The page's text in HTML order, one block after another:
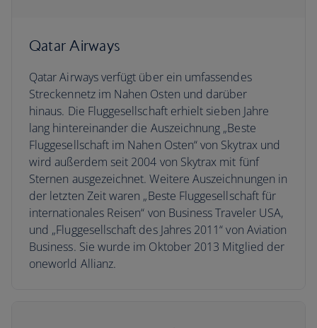
Qatar Airways
Qatar Airways verfügt über ein umfassendes
Streckennetz im Nahen Osten und darüber
hinaus. Die Fluggesellschaft erhielt sieben Jahre
lang hintereinander die Auszeichnung „Beste
Fluggesellschaft im Nahen Osten“ von Skytrax und
wird außerdem seit 2004 von Skytrax mit fünf
Sternen ausgezeichnet. Weitere Auszeichnungen in
der letzten Zeit waren „Beste Fluggesellschaft für
internationales Reisen“ von Business Traveler USA,
und „Fluggesellschaft des Jahres 2011“ von Aviation
Business. Sie wurde im Oktober 2013 Mitglied der
oneworld Allianz.